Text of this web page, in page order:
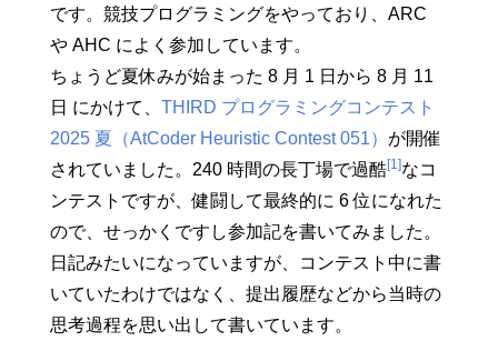
です。競技プログラミングをやっており、ARC
や AHC によく参加しています。
ちょうど夏休みが始まった 8 月 1 日から 8 月 11
日 にかけて、 THIRD プログラミングコンテスト
2025 夏（AtCoder Heuristic Contest 051） が開催
されていました。240 時間の長丁場で過酷[1]なコ
ンテストですが、健闘して最終的に 6 位になれた
ので、せっかくですし参加記を書いてみました。
日記みたいになっていますが、コンテスト中に書
いていたわけではなく、提出履歴などから当時の
思考過程を思い出して書いています。